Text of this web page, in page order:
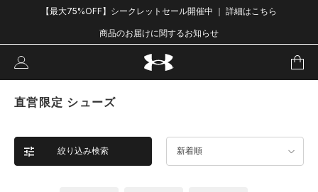
【最大75%OFF】シークレットセール開催中 ｜ 詳細はこちら
商品のお届けに関するお知らせ
直営限定 シューズ
絞り込み検索 新着順